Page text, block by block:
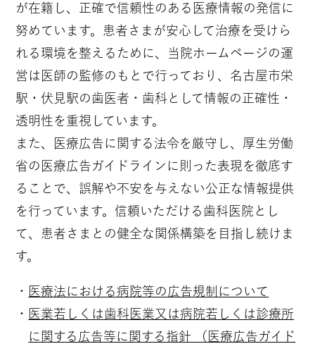
が在籍し、正確で信頼性のある医療情報の発信に
努めています。患者さまが安心して治療を受けら
れる環境を整えるために、当院ホームページの運
営は医師の監修のもとで行っており、名古屋市栄
駅・伏見駅の歯医者・歯科として情報の正確性・
透明性を重視しています。
また、医療広告に関する法令を厳守し、厚生労働
省の医療広告ガイドラインに則った表現を徹底す
ることで、誤解や不安を与えない公正な情報提供
を行っています。信頼いただける歯科医院とし
て、患者さまとの健全な関係構築を目指し続けま
す。
医療法における病院等の広告規制について
医業若しくは歯科医業又は病院若しくは診療所
に関する広告等に関する指針 （医療広告ガイド